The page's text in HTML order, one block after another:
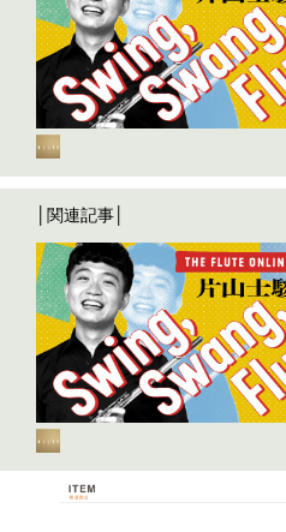
│関連記事│